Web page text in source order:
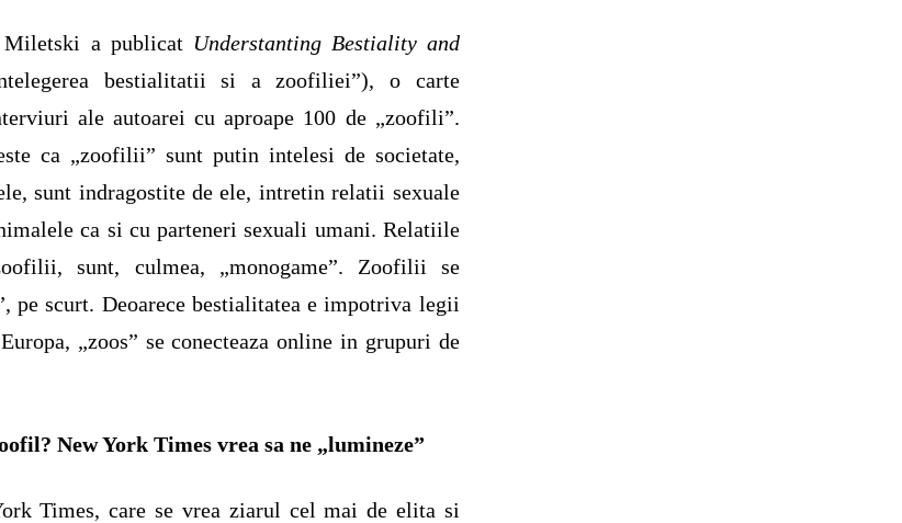
a publicat Understanting Bestiality and
bestialitatii si a zoofiliei”), o carte
ale autoarei cu aproape 100 de „zoofili”.
ca „zoofilii” sunt putin intelesi de societate,
sunt indragostite de ele, intretin relatii sexuale
ca si cu parteneri sexuali umani. Relatiile
sunt, culmea, „monogame”. Zoofilii se
pe scurt. Deoarece bestialitatea e impotriva legii
„zoos” se conecteaza online in grupuri de
New York Times vrea sa ne „lumineze”
Times, care se vrea ziarul cel mai de elita si